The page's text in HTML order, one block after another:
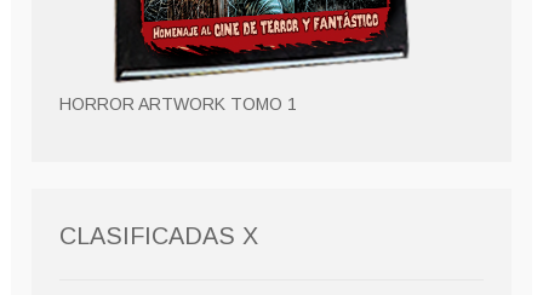
HORROR ARTWORK TOMO 1
CLASIFICADAS X